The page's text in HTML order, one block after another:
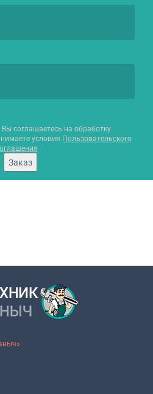
соглашаетесь на обработку
условия Пользовательского
Заказ